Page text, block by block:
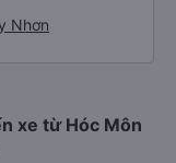
Nhơn
xe từ Hóc Môn